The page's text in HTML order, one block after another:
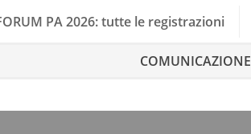
PA 2026: tutte le registrazioni
COMUNICAZIONE